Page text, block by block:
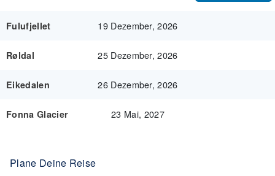
Fulufjellet 19 Dezember, 2026
Røldal 25 Dezember, 2026
Eikedalen 26 Dezember, 2026
Fonna Glacier 23 Mai, 2027
Plane Deine Reise